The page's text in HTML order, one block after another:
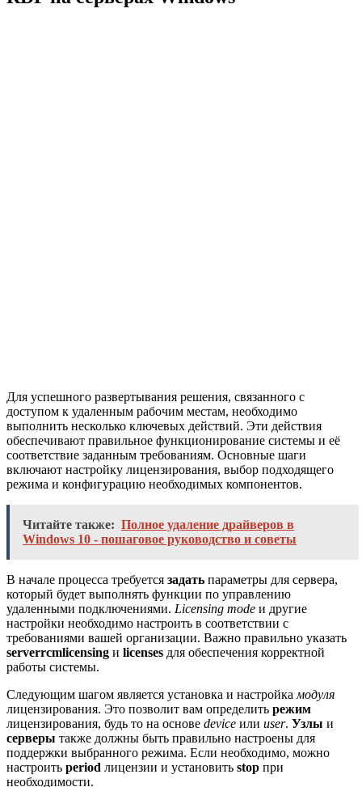
Для успешного развертывания решения, связанного с
доступом к удаленным рабочим местам, необходимо
выполнить несколько ключевых действий. Эти действия
обеспечивают правильное функционирование системы и её
соответствие заданным требованиям. Основные шаги
включают настройку лицензирования, выбор подходящего
режима и конфигурацию необходимых компонентов.
Читайте также: Полное удаление драйверов в
Windows 10 - пошаговое руководство и советы
В начале процесса требуется задать параметры для сервера,
который будет выполнять функции по управлению
удаленными подключениями. Licensing mode и другие
настройки необходимо настроить в соответствии с
требованиями вашей организации. Важно правильно указать
serverrcmlicensing и licenses для обеспечения корректной
работы системы.
Следующим шагом является установка и настройка модуля
лицензирования. Это позволит вам определить режим
лицензирования, будь то на основе device или user. Узлы и
серверы также должны быть правильно настроены для
поддержки выбранного режима. Если необходимо, можно
настроить period лицензии и установить stop при
необходимости.